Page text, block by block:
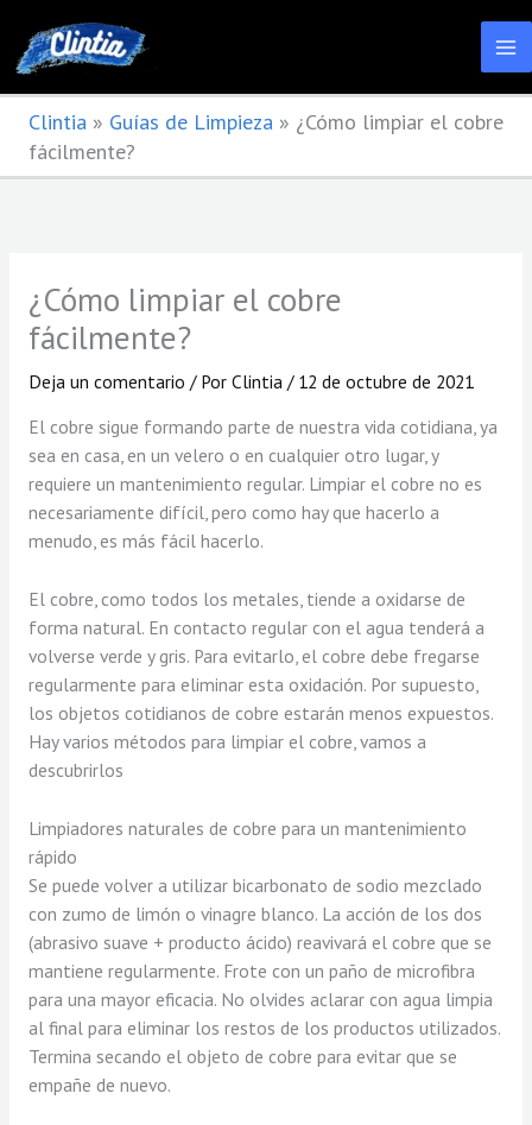
contenido
Clintia » Guías de Limpieza » ¿Cómo limpiar el cobre
fácilmente?
¿Cómo limpiar el cobre
fácilmente?
Deja un comentario / Por Clintia / 12 de octubre de 2021
El cobre sigue formando parte de nuestra vida cotidiana, ya
sea en casa, en un velero o en cualquier otro lugar, y
requiere un mantenimiento regular. Limpiar el cobre no es
necesariamente difícil, pero como hay que hacerlo a
menudo, es más fácil hacerlo.
El cobre, como todos los metales, tiende a oxidarse de
forma natural. En contacto regular con el agua tenderá a
volverse verde y gris. Para evitarlo, el cobre debe fregarse
regularmente para eliminar esta oxidación. Por supuesto,
los objetos cotidianos de cobre estarán menos expuestos.
Hay varios métodos para limpiar el cobre, vamos a
descubrirlos
Limpiadores naturales de cobre para un mantenimiento
rápido
Se puede volver a utilizar bicarbonato de sodio mezclado
con zumo de limón o vinagre blanco. La acción de los dos
(abrasivo suave + producto ácido) reavivará el cobre que se
mantiene regularmente. Frote con un paño de microfibra
para una mayor eficacia. No olvides aclarar con agua limpia
al final para eliminar los restos de los productos utilizados.
Termina secando el objeto de cobre para evitar que se
empañe de nuevo.